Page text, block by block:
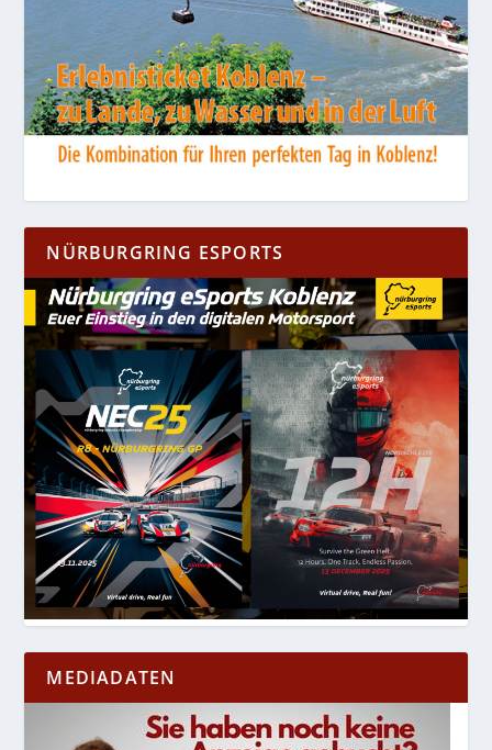
NÜRBURGRING ESPORTS
MEDIADATEN